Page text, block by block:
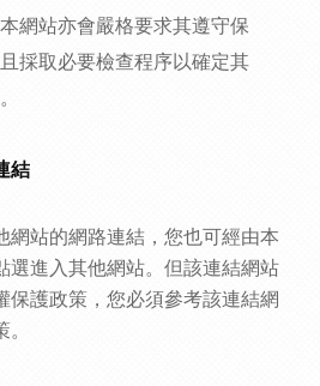
網站亦會嚴格要求其遵守保
採取必要檢查程序以確定其
結
網站的網路連結，您也可經由本
選進入其他網站。但該連結網站
保護政策，您必須參考該連結網